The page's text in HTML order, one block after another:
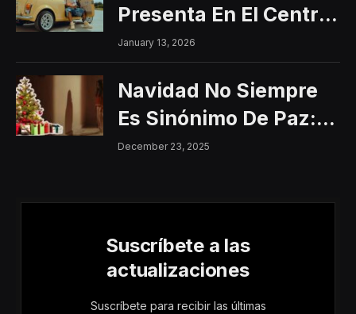
Presenta En El Centro
Histórico Con Un
Concierto Gratuito
January 13, 2026
Navidad No Siempre
Es Sinónimo De Paz:
Aumentan Los
Para Mujeres Y Niñas
December 23, 2025
Suscríbete a las
actualizaciones
Suscríbete para recibir las últimas